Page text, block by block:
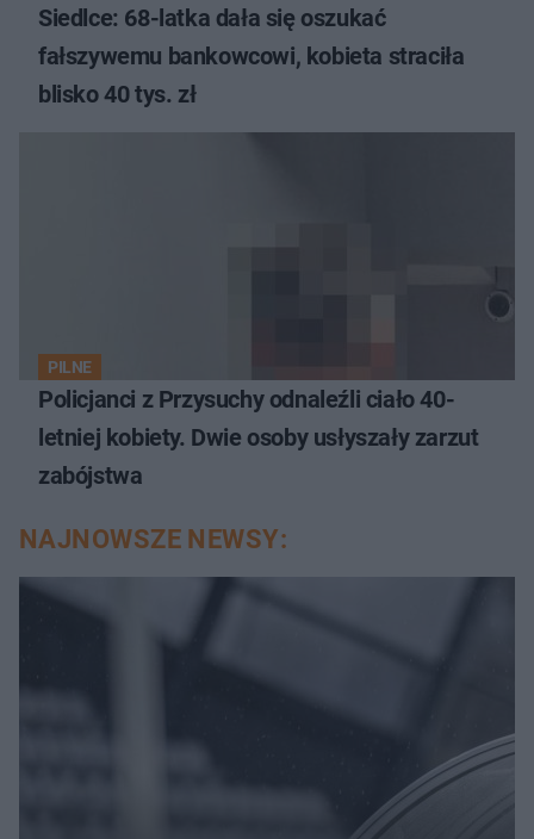
Siedlce: 68-latka dała się oszukać
fałszywemu bankowcowi, kobieta straciła
blisko 40 tys. zł
PILNE
Policjanci z Przysuchy odnaleźli ciało 40-
letniej kobiety. Dwie osoby usłyszały zarzut
zabójstwa
NAJNOWSZE NEWSY: